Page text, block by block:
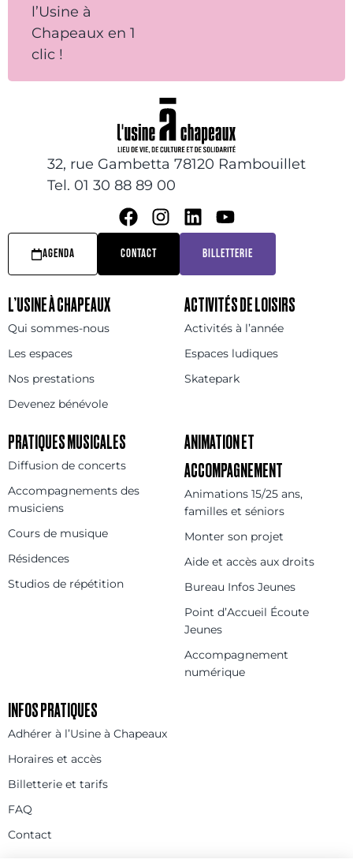
l’Usine à
Chapeaux en 1
clic !
32, rue Gambetta 78120 Rambouillet
Tel. 01 30 88 89 00
AGENDA CONTACT BILLETTERIE
L’USINE À CHAPEAUX
Qui sommes-nous
Les espaces
Nos prestations
Devenez bénévole
ACTIVITÉS DE LOISIRS
Activités à l’année
Espaces ludiques
Skatepark
PRATIQUES MUSICALES
Diffusion de concerts
Accompagnements des
musiciens
Cours de musique
Résidences
Studios de répétition
ANIMATION ET
ACCOMPAGNEMENT
Animations 15/25 ans,
familles et séniors
Monter son projet
Aide et accès aux droits
Bureau Infos Jeunes
Point d’Accueil Écoute
Jeunes
Accompagnement
numérique
INFOS PRATIQUES
Adhérer à l’Usine à Chapeaux
Horaires et accès
Billetterie et tarifs
FAQ
Contact